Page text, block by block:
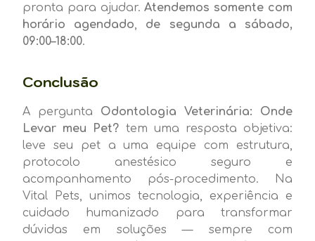
pronta para ajudar.Atendemos somente com
horário agendado, de segunda a sábado,
09:00–18:00.
Conclusão
A pergunta Odontologia Veterinária: Onde
Levar meu Pet? tem uma resposta objetiva:
leve seu pet a uma equipe com estrutura,
protocolo anestésico seguro e
acompanhamento pós-procedimento. Na
Vital Pets, unimos tecnologia, experiência e
cuidado humanizado para transformar
dúvidas em soluções — sempre com